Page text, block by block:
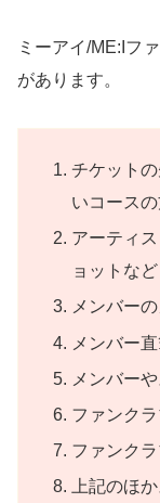
ミーアイ/ME:Iフ
があります。
チケット
いコースの
アーティ
ョットなど
メンバー
メンバー
メンバー
ファンク
ファンク
上記のほ